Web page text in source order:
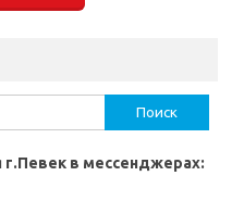
в мессенджерах: